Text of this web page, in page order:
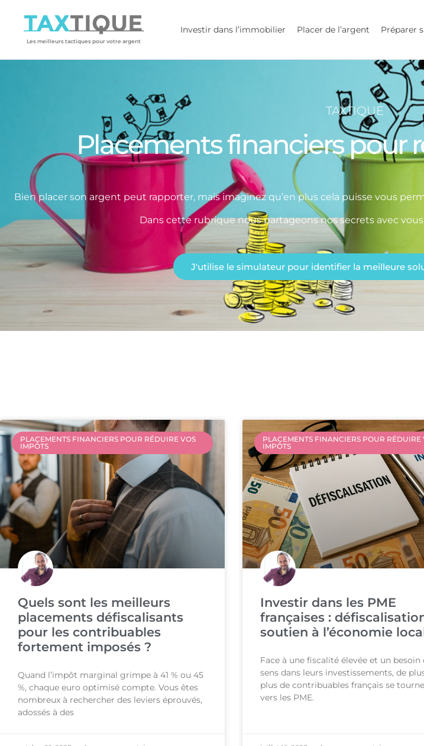
TAXTIQUE
Les meilleurs tactiques pour votre argent
Investir dans l’immobilier Placer de l’argent Préparer
TAXTIQUE
Placements financiers pour
Bien placer son argent peut rapporter, mais imaginez qu’en plus cela puisse vous
Dans cette rubrique nous partageons nos secrets avec
J'utilise le simulateur pour identifier la meilleure
PLACEMENTS FINANCIERS POUR RÉDUIRE VOS
IMPÔTS
Quels sont les meilleurs
placements défiscalisants
pour les contribuables
fortement imposés ?
Quand l’impôt marginal grimpe à 41 % ou 45
%, chaque euro optimisé compte. Vous êtes
nombreux à rechercher des leviers éprouvés,
adossés à des
PLACEMENTS FINANCIERS POUR RÉDUIRE
IMPÔTS
Investir dans les PME
françaises :
soutien à l’économie
Face à une fiscalité élevée et un besoin
sens dans leurs investissements, de
plus de contribuables français se
vers les PME.